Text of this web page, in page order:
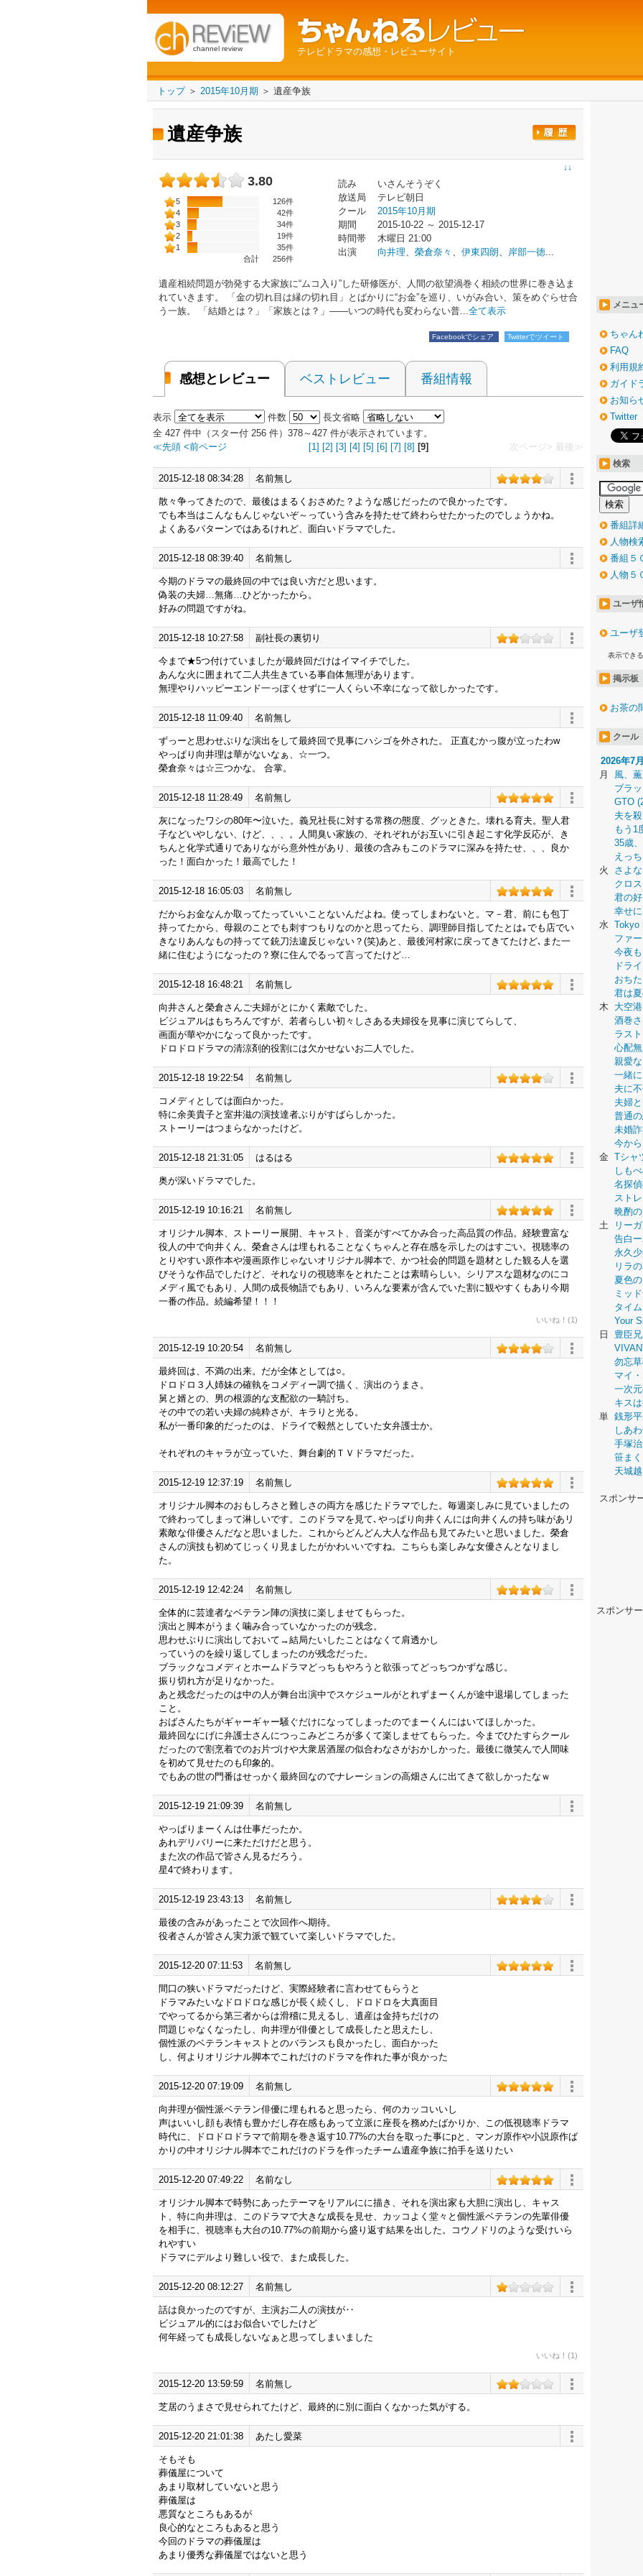
channel review テレビドラマの感想・レビューサイト
トップ＞ 2015年10月期 ＞ 遺産争族
遺産争族
↓↓
3.80
5
126件
4
42件
3
34件
2
19件
1
35件
合計
256件
読み
いさんそうぞく
放送局
テレビ朝日
クール
2015年10月期
期間
2015-10-22 ～ 2015-12-17
時間帯
木曜日 21:00
出演
向井理、 榮倉奈々 、 伊東四朗、 岸部一徳...
遺産相続問題が勃発する大家族に“ムコ入り”した研修医が、人間の欲望渦巻く相続の世界に巻き込ま
れていきます。 「金の切れ目は縁の切れ目」とばかりに“お金”を巡り、いがみ合い、策をめぐらせ合
う一族。 「結婚とは？」「家族とは？」――いつの時代も変わらない普...全て表示
Facebookでシェア Twitterでツイート
感想とレビュー ベストレビュー 番組情報
表示 件数
長文省略
全 427 件中（スター付 256 件）378～427 件が表示されています。
≪先頭 <前ページ 次ページ> 最後≫
[1] [2] [3] [4] [5] [6] [7] [8] [9]
2015-12-18 08:34:28 名前無し
散々争ってきたので、最後はまるくおさめた？ような感じだったので良かったです。
でも本当はこんなもんじゃないぞ～っていう含みを持たせて終わらせたかったのでしょうかね。
よくあるパターンではあるけれど、面白いドラマでした。
2015-12-18 08:39:40 名前無し
今期のドラマの最終回の中では良い方だと思います。
偽装の夫婦…無痛…ひどかったから。
好みの問題ですがね。
2015-12-18 10:27:58 副社長の裏切り
今まで★5つ付けていましたが最終回だけはイマイチでした。
あんな火に囲まれて二人共生きている事自体無理があります。
無理やりハッピーエンド一っぽくせずに一人くらい不幸になって欲しかったです。
2015-12-18 11:09:40 名前無し
ずっーと思わせぶりな演出をして最終回で見事にハシゴを外された。 正直むかっ腹が立ったわw
やっぱり向井理は華がないなぁ、☆一つ。
榮倉奈々は☆三つかな。 合掌。
2015-12-18 11:28:49 名前無し
灰になったワシの80年〜泣いた。義兄社長に対する常務の態度、グッときた。壊れる育夫。聖人君
子などいやしない、けど、、、。人間臭い家族の、それぞれがお互いに引き起こす化学反応が、き
ちんと化学式通りでありながら意外性があり、最後の含みもこのドラマに深みを持たせ、、、良か
った！面白かった！最高でした！
2015-12-18 16:05:03 名前無し
だからお金なんか取ってたっていいことないんだよね。使ってしまわないと。マ－君、前にも包丁
持ってたから、母親のことでも刺すつもりなのかと思ってたら、調理師目指してたとは｡でも店でい
きなりあんなもの持ってて銃刀法違反じゃない？(笑)あと、最後河村家に戻ってきてたけど､また一
緒に住むようになったの？寮に住んでるって言ってたけど…
2015-12-18 16:48:21 名前無し
向井さんと榮倉さんご夫婦がとにかく素敵でした。
ビジュアルはもちろんですが、若者らしい初々しさある夫婦役を見事に演じてらして、
画面が華やかになって良かったです。
ドロドロドラマの清涼剤的役割には欠かせないお二人でした。
2015-12-18 19:22:54 名前無し
コメディとしては面白かった。
特に余美貴子と室井滋の演技達者ぶりがすばらしかった。
ストーリーはつまらなかったけど。
2015-12-18 21:31:05 はるはる
奥が深いドラマでした。
2015-12-19 10:16:21 名前無し
オリジナル脚本、ストーリー展開、キャスト、音楽がすべてかみ合った高品質の作品。経験豊富な
役人の中で向井くん、榮倉さんは埋もれることなくちゃんと存在感を示したのはすごい。視聴率の
とりやすい原作本や漫画原作じゃないオリジナル脚本で、かつ社会的問題を題材とした観る人を選
びそうな作品でしたけど、それなりの視聴率をとれたことは素晴らしい。シリアスな題材なのにコ
メディ風でもあり、人間の成長物語でもあり、いろんな要素が含んでいた割に観やすくもあり今期
一番の作品。続編希望！！！
いいね！(1)
2015-12-19 10:20:54 名前無し
最終回は、不満の出来。だが全体としては○。
ドロドロ３人姉妹の確執をコメディー調で描く、演出のうまさ。
舅と婿との、男の根源的な支配欲の一騎討ち。
その中での若い夫婦の純粋さが、キラりと光る。
私が一番印象的だったのは、ドライで毅然としていた女弁護士か。
それぞれのキャラが立っていた、舞台劇的ＴＶドラマだった。
2015-12-19 12:37:19 名前無し
オリジナル脚本のおもしろさと難しさの両方を感じたドラマでした。毎週楽しみに見ていましたの
で終わってしまって淋しいです。このドラマを見て､やっぱり向井くんには向井くんの持ち味があリ
素敵な俳優さんだなと思いました。これからどんどん大人な作品も見てみたいと思いました。榮倉
さんの演技も初めてじっくり見ましたがかわいいですね。こちらも楽しみな女優さんとなりまし
た。
2015-12-19 12:42:24 名前無し
全体的に芸達者なベテラン陣の演技に楽しませてもらった。
演出と脚本がうまく噛み合っていなかったのが残念。
思わせぶりに演出しておいて→結局たいしたことはなくて肩透かし
っていうのを繰り返してしまったのが残念だった。
ブラックなコメディとホームドラマどっちもやろうと欲張ってどっちつかずな感じ。
振り切れ方が足りなかった。
あと残念だったのは中の人が舞台出演中でスケジュールがとれずまーくんが途中退場してしまった
こと。
おばさんたちがギャーギャー騒ぐだけになってしまったのでまーくんにはいてほしかった。
最終回なにげに弁護士さんにつっこみどころが多くて楽しませてもらった。今までひたすらクール
だったので割烹着でのお片づけや大衆居酒屋の似合わなさがおかしかった。最後に微笑んで人間味
を初めて見せたのも印象的。
でもあの世の門番はせっかく最終回なのでナレーションの高畑さんに出てきて欲しかったなｗ
2015-12-19 21:09:39 名前無し
やっぱりまーくんは仕事だったか。
あれデリバリーに来ただけだと思う。
また次の作品で皆さん見るだろう。
星4で終わります。
2015-12-19 23:43:13 名前無し
最後の含みがあったことで次回作へ期待。
役者さんが皆さん実力派で観ていて楽しいドラマでした。
2015-12-20 07:11:53 名前無し
間口の狭いドラマだったけど、実際経験者に言わせてもらうと
ドラマみたいなドロドロな感じが長く続くし、ドロドロを大真面目
でやってるから第三者からは滑稽に見えるし、遺産は金持ちだけの
問題じゃなくなったし、向井理が俳優として成長したと思えたし、
個性派のベテランキャストとのバランスも良かったし、面白かった
し、何よりオリジナル脚本でこれだけのドラマを作れた事が良かった
2015-12-20 07:19:09 名前無し
向井理が個性派ベテラン俳優に埋もれると思ったら、何のカッコいいし
声はいいし顔も表情も豊かだし存在感もあって立派に座長を務めたばかりか、この低視聴率ドラマ
時代に、ドロドロドラマで前期を巻き返す10.77%の大台を取った事にpと、マンガ原作や小説原作ば
かりの中オリジナル脚本でこれだけのドラを作ったチーム遺産争族に拍手を送りたい
2015-12-20 07:49:22 名前なし
オリジナル脚本で時勢にあったテーマをリアルにに描き、それを演出家も大胆に演出し、キャス
ト、特に向井理は、このドラマで大きな成長を見せ、カッコよく堂々と個性派ベテランの先輩俳優
を相手に、視聴率も大台の10.77%の前期から盛り返す結果を出した。コウノドリのような受けいら
れやすい
ドラマにデルより難しい役で、また成長した。
2015-12-20 08:12:27 名前無し
話は良かったのですが、主演お二人の演技が‥
ビジュアル的にはお似合いでしたけど
何年経っても成長しないなぁと思ってしまいました
いいね！(1)
2015-12-20 13:59:59 名前無し
芝居のうまさで見せられてたけど、最終的に別に面白くなかった気がする。
2015-12-20 21:01:38 あたし愛菜
そもそも
葬儀屋について
あまり取材していないと思う
葬儀屋は
悪質なところもあるが
良心的なところもあると思う
今回のドラマの葬儀屋は
あまり優秀な葬儀屋ではないと思う
メニュ
ちゃん
FAQ
利用規
ガイド
お知ら
Twitter
検索
番組詳
人物検
番組５
人物５
ユーザ
ユーザ
表示でき
掲示板
お茶の
クール
2026年7
月
風、
ブラ
GTO
夫を
もう1
35歳
えっ
火
さよ
クロ
君の
幸せ
水 Tokyo
ファ
今夜
ドラ
おち
君は
木
大空
酒巻
ラス
心配
親愛
一緒
夫に
夫婦
普通
未婚
今か
金 Tシャ
しも
名探
スト
晩酌
土
リー
告白
永久
リラ
夏色
ミッ
タイ
Your
日
豊臣
勿忘
マイ
一次
キス
単 銭形
しあ
手塚
笹ま
天城
スポンサ
スポンサ